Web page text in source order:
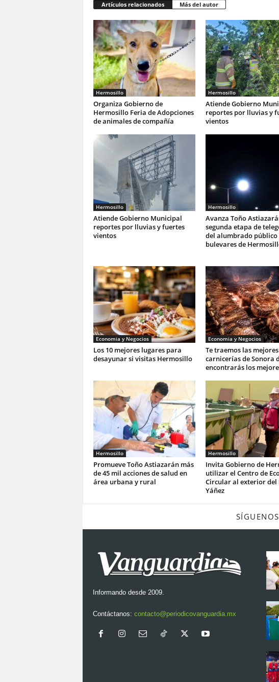
Artículos relacionados Más del autor
Hermosillo
Organiza Gobierno de
Hermosillo Feria de Adopciones
de animales de compañía
Hermosillo
Atiende Gobierno
reportes por lluvias y
vientos
Hermosillo
Atiende Gobierno Municipal
reportes por lluvias y fuertes
vientos
Hermosillo
Avanza Toño
segunda etapa de
del alumbrado público
bulevares de
Economia y Negocios
Los 10 mejores lugares para
desayunar si visitas Hermosillo
Economia y Negocios
Te traemos las mejores
carnicerías de Sonora
encontrarás los
Hermosillo
Promueve Toño Astiazarán más
de 45 mil acciones de salud en
área urbana y rural
Hermosillo
Invita Gobierno de
utilizar el Centro de
Circular al exterior del
Yáñez
Informando desde 2009.
Contáctanos: contacto@periodicovanguardia.mx